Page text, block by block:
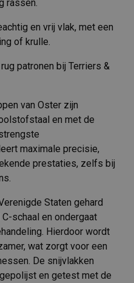
rassen.
en vrij vlak, met een
of krulle.
patronen bij Terriers &
van Oster zijn
en met de
maximale precisie,
prestaties, zelfs bij
Staten gehard
schaal en ondergaat
Hierdoor wordt
wat zorgt voor een
De snijvlakken
en getest met de